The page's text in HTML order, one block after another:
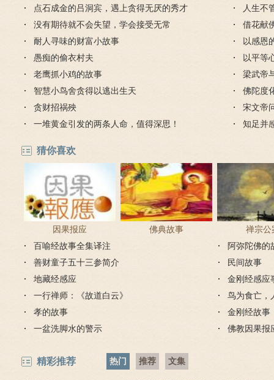
点石成金的吕洞宾，遇上贪得无厌的秀才
没有期待就不会失望，学会接受无常
耐人寻味的财富小故事
愚痴的偷衣村夫
老鹰抓小鸡的故事
智慧小鸟舍贪得以逃出生天
贪财招祸殃
一堆黄金引发的两条人命，值得深思！
人生不
对待
借花献
灯佛
以感恩
以平等
梁武帝
是哪个
佛陀度
宋文帝
知足并
猜你喜欢
因果报应 佛典故事
禅宗公
百喻经故事全集译注
阿弥陀佛的
善财童子五十三参简介
民间故事
地藏经感应
金刚经感应
一行禅师：《故道白云》
鸟为食亡，
孝的故事
金刚经故事
一盆洗脚水的警示
佛教因果报
精彩推荐 热门 推荐 文集